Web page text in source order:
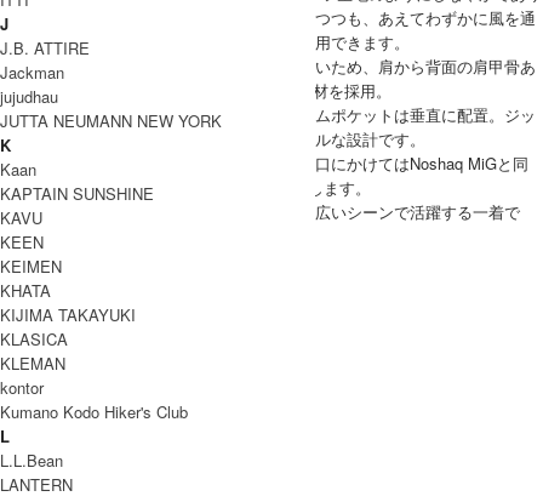
ながら、圧倒的な強度を誇り、防風性に優れつつも、あえてわずかに風を通
す構造により、湿気の多い時期でも快適に着用できます。
メインファブリックがストレッチ素材ではないため、肩から背面の肩甲骨あ
たりには“Flex”と呼ばれる4wayストレッチ素材を採用。
４つのアウターポケットを搭載し、腕のアームポケットは垂直に配置。ジッ
パーラインは腕の動きに追従するユニバーサルな設計です。
両脇にはベンチレーションを備え、肘から袖口にかけてはNoshaq MiGと同
様の補強素材を配置。3種のワッペンが付属します。
アクティブシーンからタウンユースまで、幅広いシーンで活躍する一着で
す。
tilak(ティラック) Operator MiG Jacket
COODINATE
DETAIL
J
J.B. ATTIRE
Jackman
jujudhau
JUTTA NEUMANN NEW YORK
K
Kaan
KAPTAIN SUNSHINE
KAVU
KEEN
KEIMEN
KHATA
KIJIMA TAKAYUKI
KLASICA
KLEMAN
kontor
Kumano Kodo Hiker's Club
L
L.L.Bean
LANTERN